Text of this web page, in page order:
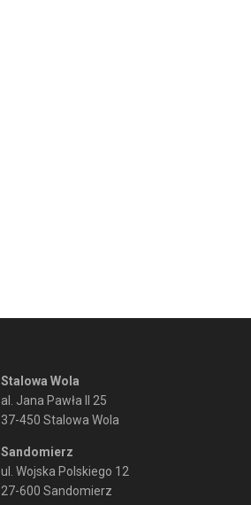
Stalowa Wola
al. Jana Pawła II 25
37-450 Stalowa Wola
Sandomierz
ul. Wojska Polskiego 12
27-600 Sandomierz